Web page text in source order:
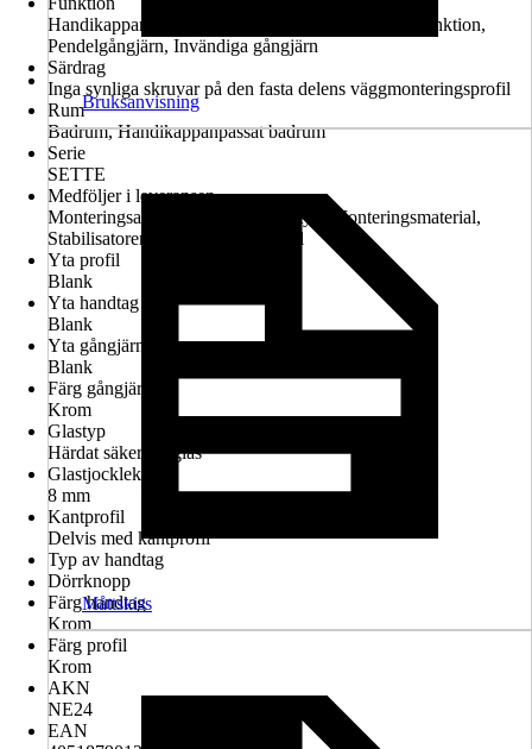
Handikappanpassad montering möjlig, Lyft-sänk-funktion,
Pendelgångjärn, Invändiga gångjärn
Särdrag
Inga synliga skruvar på den fasta delens väggmonteringsprofil
Rum
Badrum, Handikappanpassat badrum
Serie
SETTE
Medföljer i leveransen
Monteringsanvisningar, Garantiintyg, Monteringsmaterial,
Stabilisatorer för fäste, Skarvprofil
Yta profil
Blank
Yta handtag
Blank
Yta gångjärn
Blank
Färg gångjärn
Krom
Glastyp
Härdat säkerhetsglas
Glastjocklek
8 mm
Kantprofil
Delvis med kantprofil
Typ av handtag
Dörrknopp
Färg handtag
Krom
Färg profil
Krom
AKN
NE24
EAN
Bruksanvisning
Måttskiss